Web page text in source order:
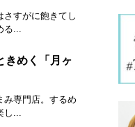
さすがに飽きてし
る...
きめく「月ヶ
み専門店。するめ
し...